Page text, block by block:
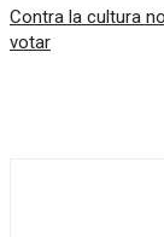
Contra la cultura
votar